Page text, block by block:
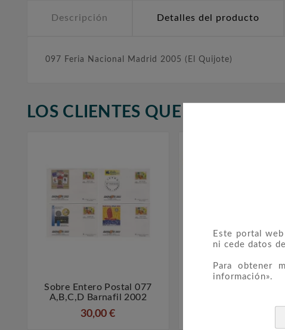
Este portal
ni cede datos
Para obtener
información».
Descripción Detalles del producto
097 Feria Nacional Madrid 2005 (El Quijote)
LOS CLIENTES QUE
 
Sobre Entero Postal 077
A,b,c,d Barnafil 2002
30,00 €